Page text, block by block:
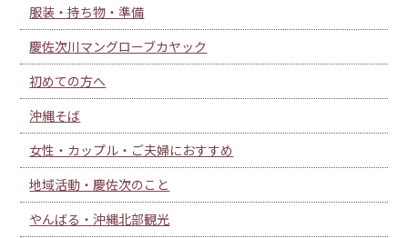
服装・持ち物・準備
慶佐次川マングローブカヤック
初めての方へ
沖縄そば
女性・カップル・ご夫婦におすすめ
地域活動・慶佐次のこと
やんばる・沖縄北部観光